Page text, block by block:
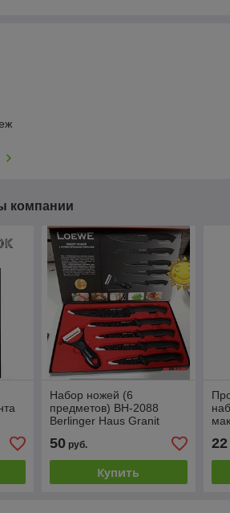
компании
Набор ножей (6
предметов) BH-2088
Berlinger Haus Granit
50руб.
Купить
22